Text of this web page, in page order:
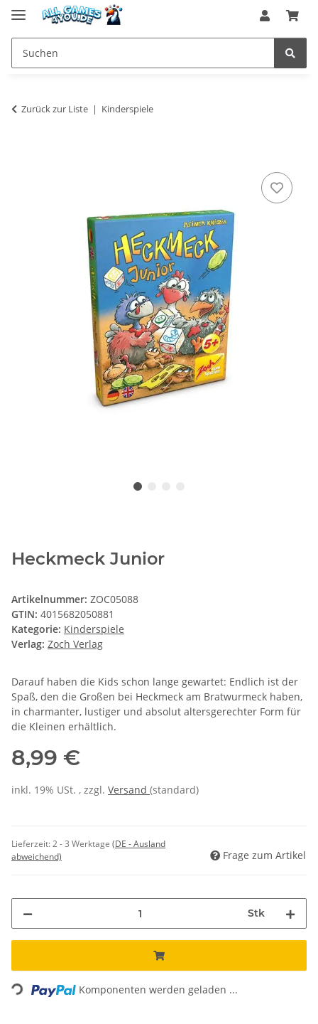
Zurück zur Liste Kinderspiele
Heckmeck Junior
Artikelnummer: ZOC05088
GTIN: 4015682050881
Kategorie: Kinderspiele
Verlag: Zoch Verlag
Darauf haben die Kids schon lange gewartet: Endlich ist der
Spaß, den die Großen bei Heckmeck am Bratwurmeck haben,
in charmanter, lustiger und absolut altersgerechter Form für
die Kleinen erhältlich.
8,99 €
inkl. 19% USt. , zzgl. Versand (standard)
Lieferzeit:2 - 3 Werktage (DE - Ausland
abweichend)
Frage zum Artikel
Stk
Loading... Komponenten werden geladen ...